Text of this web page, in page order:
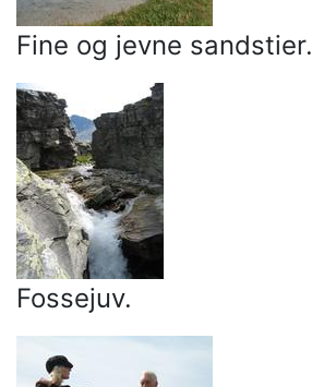
Fine og jevne sandstier.
Fossejuv.